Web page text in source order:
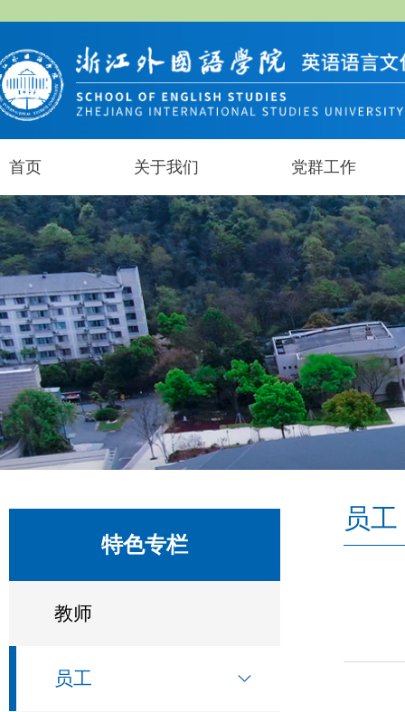
首页 关于我们 党群工作
特色专栏
教师
员工
员工